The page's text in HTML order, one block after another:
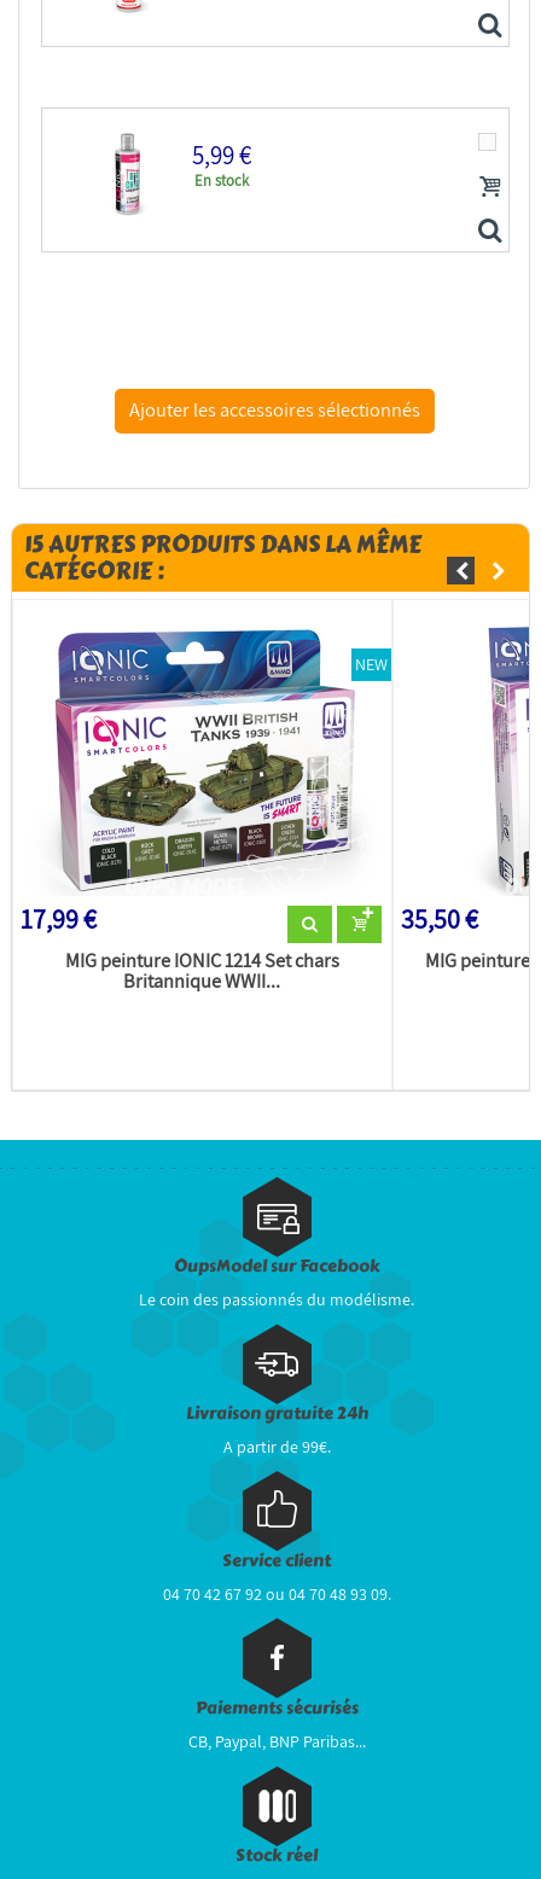
ATOM MIG peinture maquette 20511 Diluant & Nettoyant...
5,99 €
En stock
IONIC MIG peinture maquette 0321 Diluant acrylique 60ml
15 AUTRES PRODUITS DANS LA MÊME
CATÉGORIE :
NEW
17,99 €
MIG peinture IONIC 1214 Set chars
Britannique WWII...
35,50 €
MIG peinture
OupsModel sur Facebook
Le coin des passionnés du modélisme.
Livraison gratuite 24h
A partir de 99€.
Service client
04 70 42 67 92 ou 04 70 48 93 09.
Paiements sécurisés
CB, Paypal, BNP Paribas...
Stock réel